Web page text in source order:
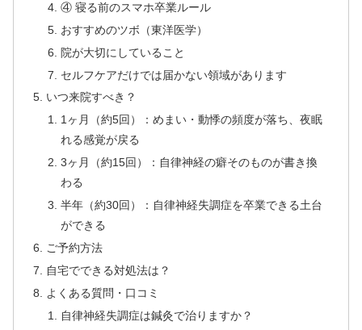
④ 寝る前のスマホ卒業ルール
おすすめのツボ（東洋医学）
院が大切にしていること
セルフケアだけでは届かない領域があります
いつ来院すべき？
1ヶ月（約5回）：めまい・動悸の頻度が落ち、夜眠
れる感覚が戻る
3ヶ月（約15回）：自律神経の癖そのものが書き換
わる
半年（約30回）：自律神経失調症を卒業できる土台
ができる
ご予約方法
自宅でできる対処法は？
よくある質問・口コミ
自律神経失調症は鍼灸で治りますか？